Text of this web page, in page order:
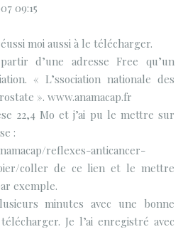
09:15
moi aussi à le télécharger.
d’une adresse Free qu’un
« L’ssociation nationale des
». www.anamacap.fr
22,4 Mo et j’ai pu le mettre sur
:
reflexes-anticancer-
coller de ce lien et le mettre
exemple.
minutes avec une bonne
Je l’ai enregistré avec